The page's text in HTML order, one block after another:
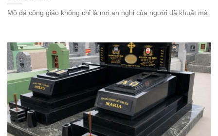
Mộ đá công giáo không chỉ là nơi an nghỉ của người đã khuất mà